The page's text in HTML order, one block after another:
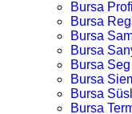
Bursa
Bursa
Bursa
Bursa
Bursa
Bursa
Bursa
Bursa